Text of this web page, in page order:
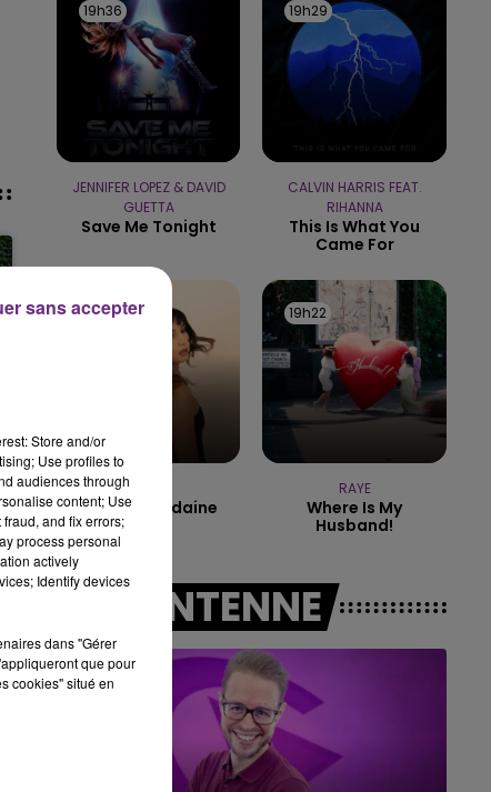
LA FAMILLE
19h36
19h36
JENNIFER LOPEZ & DAVID
GUETTA
Save Me Tonight
19h29
19h29
CALVIN HARRIS FEAT.
RIHANNA
This Is What You
Came For
19h25
19h25
Soiree Mondaine
19h22
19h22
RAYE
Where Is My
Husband!
A L'ANTENNE
Store and/or
Use profiles to
audiences through
content; Use
and fix errors;
process personal
actively
Identify devices
dans "Gérer
que pour
cookies" situé en
sans accepter